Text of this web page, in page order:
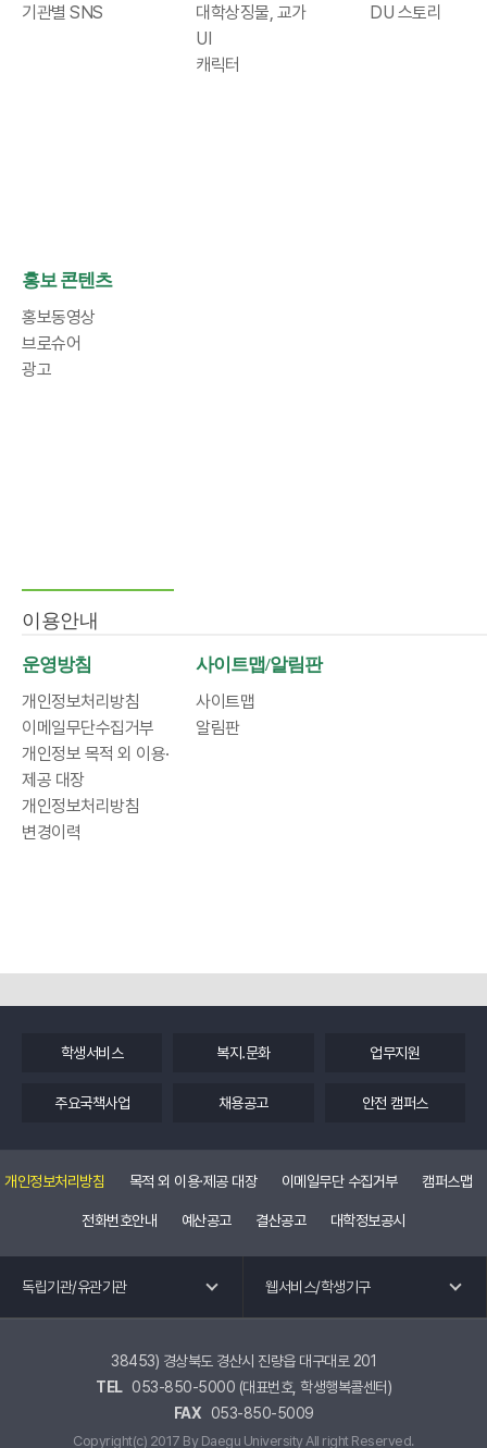
기관별 SNS
대학상징물, 교가
UI
캐릭터
DU 스토리
홍보 콘텐츠
홍보동영상
브로슈어
광고
이용안내
운영방침
개인정보처리방침
이메일무단수집거부
개인정보 목적 외 이용·
제공 대장
개인정보처리방침
변경이력
사이트맵/알림판
사이트맵
알림판
학생서비스 복지.문화 업무지원
주요국책사업 채용공고 안전 캠퍼스
개인정보처리방침 목적 외 이용·제공 대장 이메일무단 수집거부 캠퍼스맵
전화번호안내 예산공고 결산공고 대학정보공시
독립기관/유관기관
교수회
노동조합
총동창회
웹서비스/학생기구
공학교육혁신센터
국제교류.외국어특강
교육혁신원
38453) 경상북도 경산시 진량읍 대구대로 201
TEL 053-850-5000 (대표번호, 학생행복콜센터)
FAX
053-850-5009
Copyright(c) 2017 By Daegu University All right Reserved.